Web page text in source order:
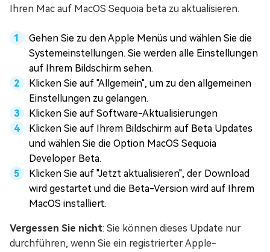
Ihren Mac auf MacOS Sequoia beta zu aktualisieren.
Gehen Sie zu den Apple Menüs und wählen Sie die
Systemeinstellungen. Sie werden alle Einstellungen
auf Ihrem Bildschirm sehen.
Klicken Sie auf "Allgemein", um zu den allgemeinen
Einstellungen zu gelangen.
Klicken Sie auf Software-Aktualisierungen
Klicken Sie auf Ihrem Bildschirm auf Beta Updates
und wählen Sie die Option MacOS Sequoia
Developer Beta.
Klicken Sie auf "Jetzt aktualisieren", der Download
wird gestartet und die Beta-Version wird auf Ihrem
MacOS installiert.
Vergessen Sie nicht: Sie können dieses Update nur
durchführen, wenn Sie ein registrierter Apple-